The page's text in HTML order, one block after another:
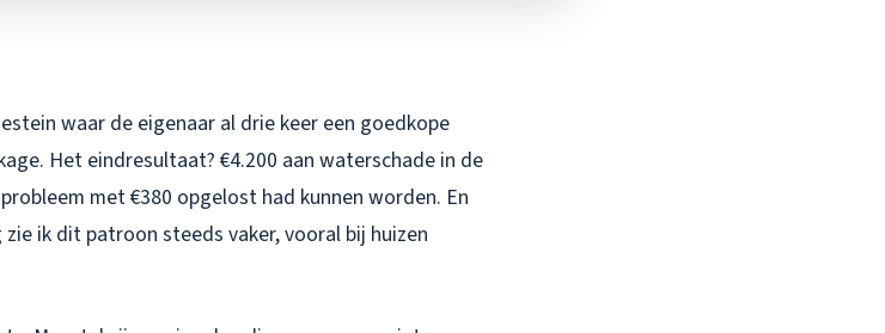
waar de eigenaar al drie keer een goedkope
Het eindresultaat? €4.200 aan waterschade in de
met €380 opgelost had kunnen worden. En
ik dit patroon steeds vaker, vooral bij huizen